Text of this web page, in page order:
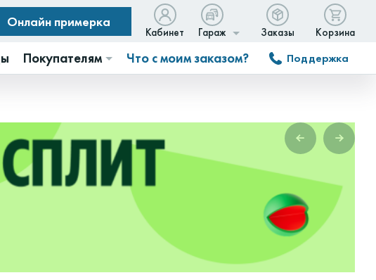
Онлайн примерка
Кабинет Гараж Заказы Корзина
Покупателям Что с моим заказом? Поддержка